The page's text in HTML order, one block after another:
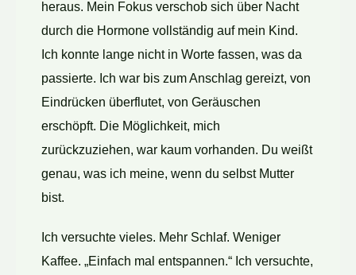
heraus. Mein Fokus verschob sich über Nacht
durch die Hormone vollständig auf mein Kind.
Ich konnte lange nicht in Worte fassen, was da
passierte. Ich war bis zum Anschlag gereizt, von
Eindrücken überflutet, von Geräuschen
erschöpft. Die Möglichkeit, mich
zurückzuziehen, war kaum vorhanden. Du weißt
genau, was ich meine, wenn du selbst Mutter
bist.
Ich versuchte vieles. Mehr Schlaf. Weniger
Kaffee. „Einfach mal entspannen.“ Ich versuchte,